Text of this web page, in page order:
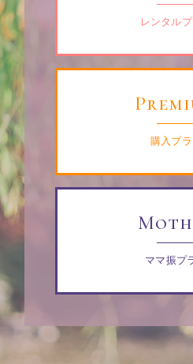
レンタル
購入プ
ママ振プ